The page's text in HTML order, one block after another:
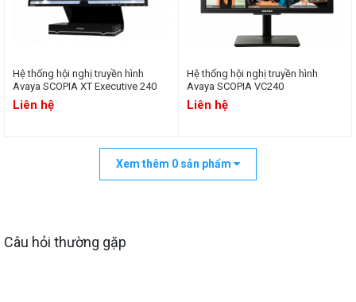
Hệ thống hội nghị truyền hình
Avaya SCOPIA XT Executive 240
Liên hệ
Hệ thống hội nghị truyền hình
Avaya SCOPIA VC240
Liên hệ
Xem thêm 0 sản phẩm
Câu hỏi thường gặp